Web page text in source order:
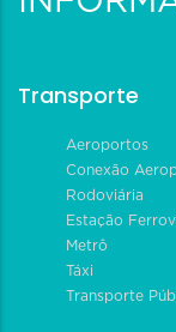
Transporte
Aeroportos
Conexão
Rodoviária
Estação
Metrô
Táxi
Transporte